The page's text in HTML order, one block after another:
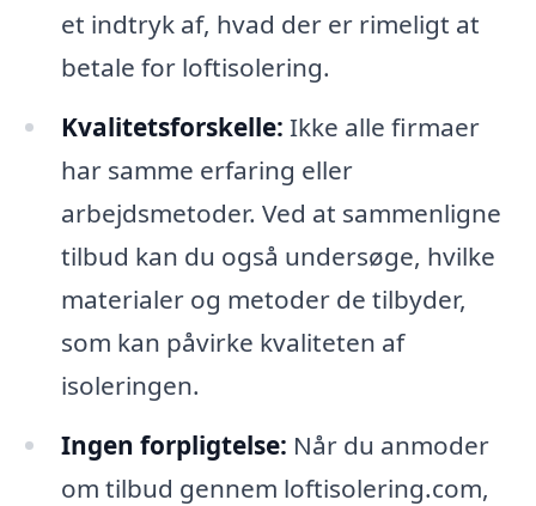
et indtryk af, hvad der er rimeligt at
betale for loftisolering.
Kvalitetsforskelle: Ikke alle firmaer
har samme erfaring eller
arbejdsmetoder. Ved at sammenligne
tilbud kan du også undersøge, hvilke
materialer og metoder de tilbyder,
som kan påvirke kvaliteten af
isoleringen.
Ingen forpligtelse: Når du anmoder
om tilbud gennem loftisolering.com,